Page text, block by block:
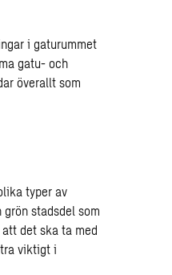
i gaturummet
gatu- och
överallt som
typer av
stadsdel som
det ska ta med
viktigt i